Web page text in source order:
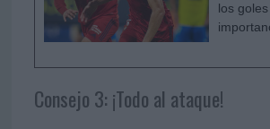
los
Consejo 3: ¡Todo al ataque!